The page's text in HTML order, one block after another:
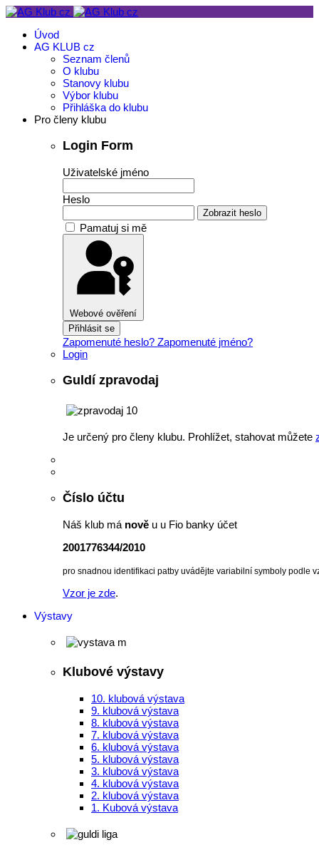
Úvod
AG KLUB cz
Seznam členů
O klubu
Stanovy klubu
Výbor klubu
Přihláška do klubu
Pro členy klubu
Login Form
Uživatelské jméno
Heslo
Zobrazit heslo
Pamatuj si mě
Webové ověření
Přihlásit se
Zapomenuté heslo? Zapomenuté jméno?
Login
Guldí zpravodaj
Je určený pro členy klubu. Prohlížet, stahovat můžete
Číslo účtu
Náš klub má nově u u Fio banky účet
2001776344/2010
pro snadnou identifikaci patby uvádějte variabilní symboly podle
Vzor je zde.
Výstavy
Klubové výstavy
10. klubová výstava
9. klubová výstava
8. klubová výstava
7. klubová výstava
6. klubová výstava
5. klubová výstava
3. klubová výstava
4. klubová výstava
2. klubová výstava
1. Kubová výstava